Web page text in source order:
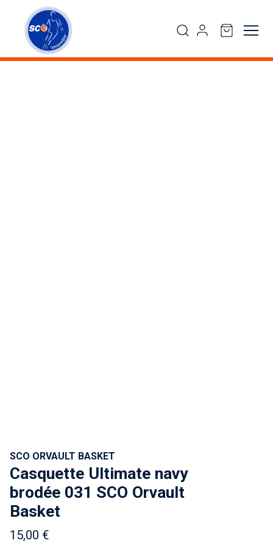
SCO ORVAULT BASKET
Casquette Ultimate navy
brodée 031 SCO Orvault
Basket
15,00 €